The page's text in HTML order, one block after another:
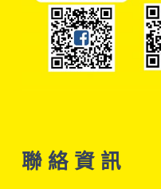
聯 絡 資 訊